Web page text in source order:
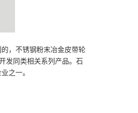
，不锈钢粉末冶金皮带轮
发同类相关系列产品。石
之一。